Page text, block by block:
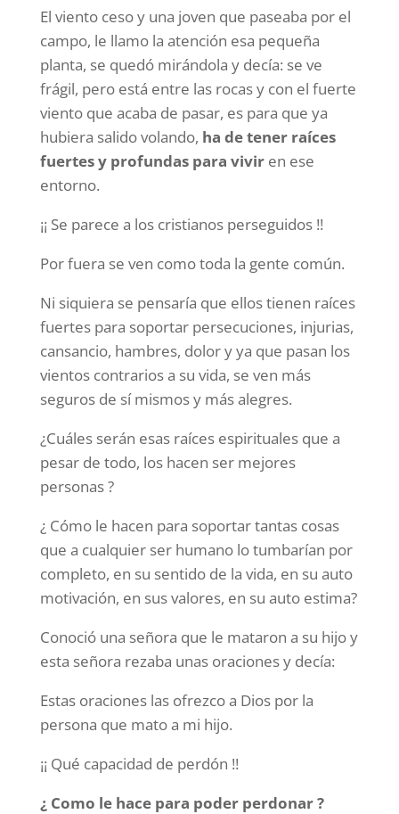
El viento ceso y una joven que paseaba por el
campo, le llamo la atención esa pequeña
planta, se quedó mirándola y decía: se ve
frágil, pero está entre las rocas y con el fuerte
viento que acaba de pasar, es para que ya
hubiera salido volando, ha de tener raíces
fuertes y profundas para viviren ese
entorno.
¡¡ Se parece a los cristianos perseguidos !!
Por fuera se ven como toda la gente común.
Ni siquiera se pensaría que ellos tienen raíces
fuertes para soportar persecuciones, injurias,
cansancio, hambres, dolor y ya que pasan los
vientos contrarios a su vida, se ven más
seguros de sí mismos y más alegres.
¿Cuáles serán esas raíces espirituales que a
pesar de todo, los hacen ser mejores
personas ?
¿ Cómo le hacen para soportar tantas cosas
que a cualquier ser humano lo tumbarían por
completo, en su sentido de la vida, en su auto
motivación, en sus valores, en su auto estima?
Conoció una señora que le mataron a su hijo y
esta señora rezaba unas oraciones y decía:
Estas oraciones las ofrezco a Dios por la
persona que mato a mi hijo.
¡¡ Qué capacidad de perdón !!
¿ Como le hace para poder perdonar ?